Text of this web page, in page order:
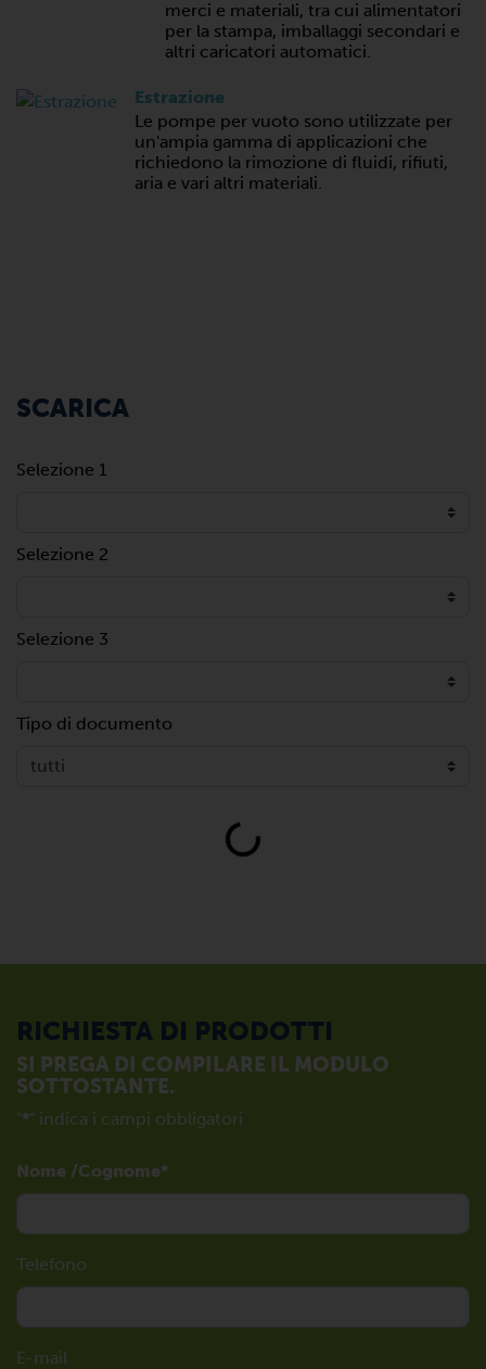
merci e materiali, tra cui alimentatori
per la stampa, imballaggi secondari e
altri caricatori automatici.
Estrazione
Le pompe per vuoto sono utilizzate per
un'ampia gamma di applicazioni che
richiedono la rimozione di fluidi, rifiuti,
aria e vari altri materiali.
SCARICA
Selezione 1
Selezione 2
Selezione 3
Tipo di documento
Loading...
RICHIESTA DI PRODOTTI
SI PREGA DI COMPILARE IL MODULO
SOTTOSTANTE.
"*" indica i campi obbligatori
Nome /Cognome
Telefono
E-mail